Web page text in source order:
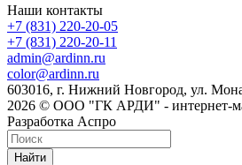
Наши контакты
+7 (831) 220-20-05
+7 (831) 220-20-11
admin@ardinn.ru
color@ardinn.ru
603016, г. Нижний Новгород, ул.
2026 © ООО "ГК АРДИ" - интернет-
Разработка Аспро
Найти